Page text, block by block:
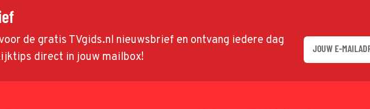
de gratis TVgids.nl nieuwsbrief en ontvang iedere dag
direct in jouw mailbox!